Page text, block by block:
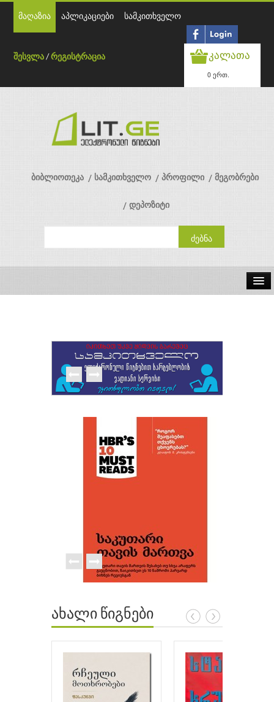
მაღაზია აპლიკაციები სამკითხველო
შესვლა /რეგისტრაცია კალათა
0 ერთ.
ბიბლიოთეკა სამკითხველო პროფილი მეგობრები
დეპოზიტი
გამომცემლობები
ახალი წიგნები